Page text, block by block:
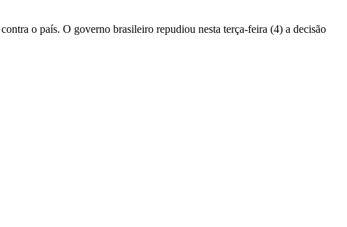
o país. O governo brasileiro repudiou nesta terça-feira (4) a decisão